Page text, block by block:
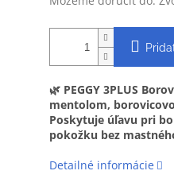
🌿 PEGGY 3PLUS
mentolom,
Poskytuje úľavu pri
pokožku bez
Detailné informácie